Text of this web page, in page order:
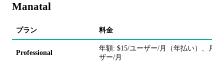
Manatal
プラン 料金
Professional
年額: $15/ユーザー/月（年払い）、月額
ザー/月